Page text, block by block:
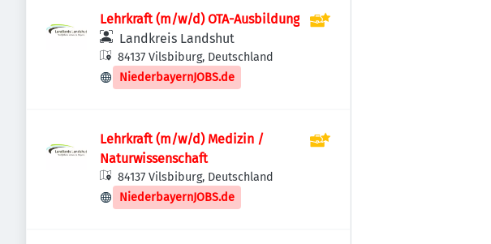
Lehrkraft (m/w/d) OTA-Ausbildung
Landkreis Landshut
84137 Vilsbiburg, Deutschland
NiederbayernJOBS.de
Lehrkraft (m/w/d) Medizin /
Naturwissenschaft
84137 Vilsbiburg, Deutschland
NiederbayernJOBS.de